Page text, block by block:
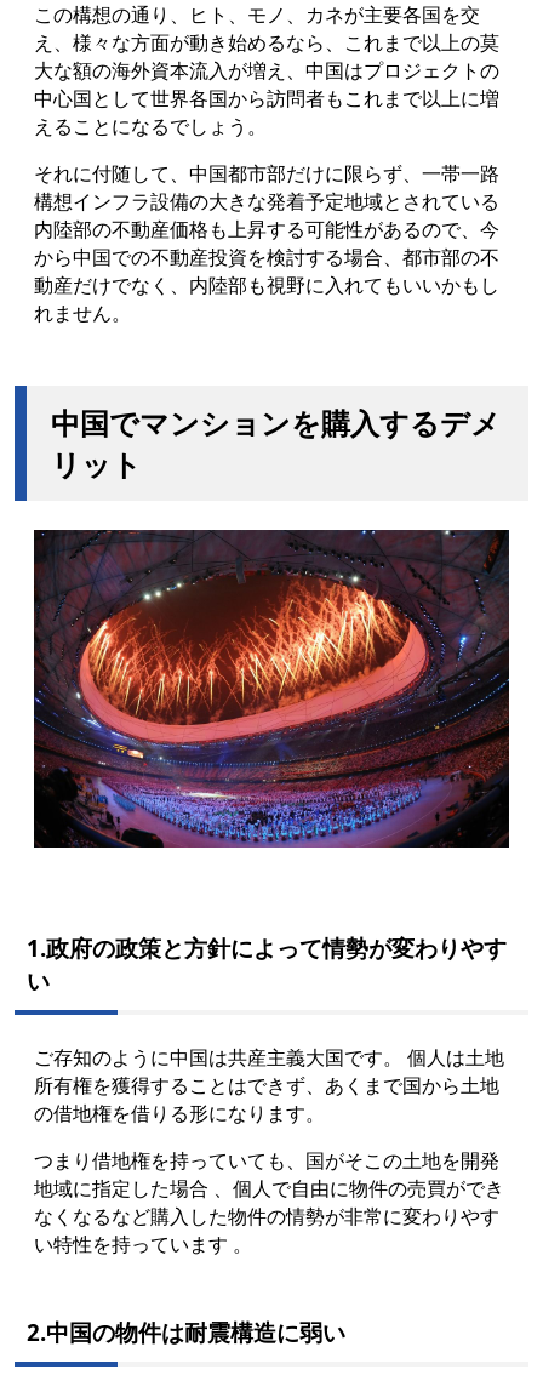
この構想の通り、ヒト、モノ、カネが主要各国を交
え、様々な方面が動き始めるなら、これまで以上の莫
大な額の海外資本流入が増え、中国はプロジェクトの
中心国として世界各国から訪問者もこれまで以上に増
えることになるでしょう。
それに付随して、中国都市部だけに限らず、一帯一路
構想インフラ設備の大きな発着予定地域とされている
内陸部の不動産価格も上昇する可能性があるので、今
から中国での不動産投資を検討する場合、都市部の不
動産だけでなく、内陸部も視野に入れてもいいかもし
れません。
中国でマンションを購入するデメ
リット
1.政府の政策と方針によって情勢が変わりやす
い
ご存知のように中国は共産主義大国です。 個人は土地
所有権を獲得することはできず、あくまで国から土地
の借地権を借りる形になります。
つまり借地権を持っていても、国がそこの土地を開発
地域に指定した場合 、個人で自由に物件の売買ができ
なくなるなど購入した物件の情勢が非常に変わりやす
い特性を持っています 。
2.中国の物件は耐震構造に弱い